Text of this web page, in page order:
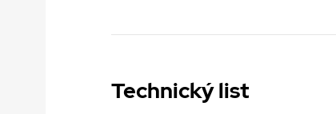
Technický list